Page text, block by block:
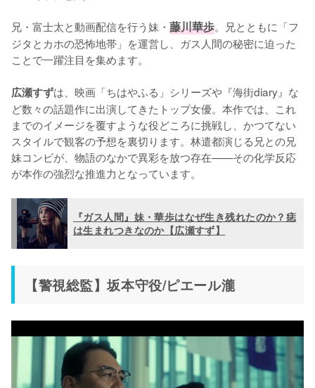
兄・富士太と動画配信を行う妹・ 藤川華歩。兄とともに「フ
ジタとカホの恐怖地帯」を運営し、ガス人間の秘密に迫った
ことで一躍注目を集めます。
広瀬すずは、映画「ちはやふる」シリーズや『海街diary』な
ど数々の話題作に出演してきたトップ女優。本作では、これ
までのイメージを覆すような役どころに挑戦し、かつてない
スタイルで観客の予想を裏切ります。林遣都演じる兄との兄
妹コンビが、物語のなかで異彩を放つ存在——その化学反応
が本作の強烈な推進力となっています。
『ガス人間』妹・華歩はなぜ生き残れたのか？痣
は生まれつきなのか【広瀬すず】
【警視総監】坂本守役/ピエール瀧